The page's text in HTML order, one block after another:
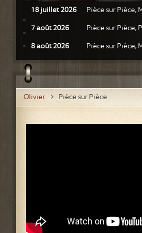
18 juillet 2026
Pièce sur Pièce,
7 août 2026
Pièce sur Pièce,
8 août 2026
Pièce sur Pièce,
Olivier Pièce sur Pièce